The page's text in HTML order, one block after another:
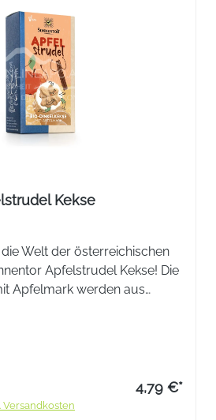
Kekse
die Welt der österreichischen
Apfelstrudel Kekse! Die
Apfelmark werden aus
hergestellt. Ein perfekter
oder zum Kaffee.
4,79 €*
Versandkosten